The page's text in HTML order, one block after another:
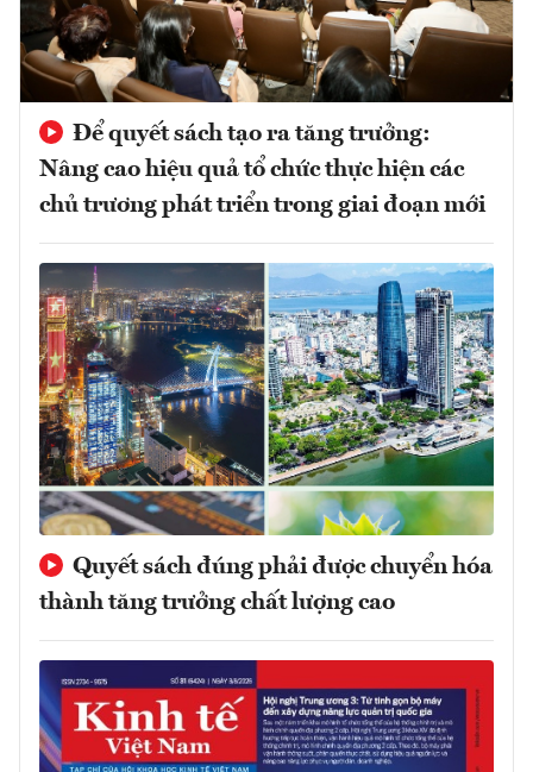
Để quyết sách tạo ra tăng trưởng:
Nâng cao hiệu quả tổ chức thực hiện các
chủ trương phát triển trong giai đoạn mới
Quyết sách đúng phải được chuyển hóa
thành tăng trưởng chất lượng cao